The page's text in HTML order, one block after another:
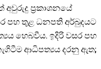
අවුරුදු ප්‍රකාශනයේ
පහ තුළ ධනපති අර්බුදයට
හෙබවීය. ඉදිරි වසර පහ
ආධිපත්‍යය දරනු ඇත;